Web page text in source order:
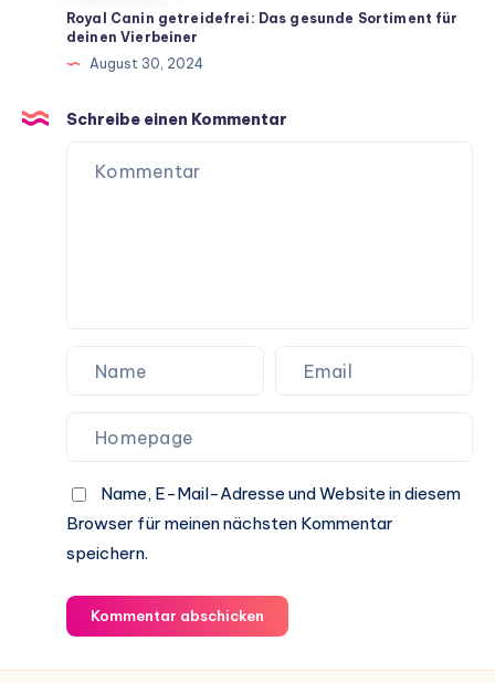
für
ein
langes
Royal Canin getreidefrei: Das gesunde Sortiment für
deinen Vierbeiner
August 30, 2024
Schreibe einen Kommentar
Name, E-Mail-Adresse und Website in diesem
Browser für meinen nächsten Kommentar
speichern.
Kommentar abschicken